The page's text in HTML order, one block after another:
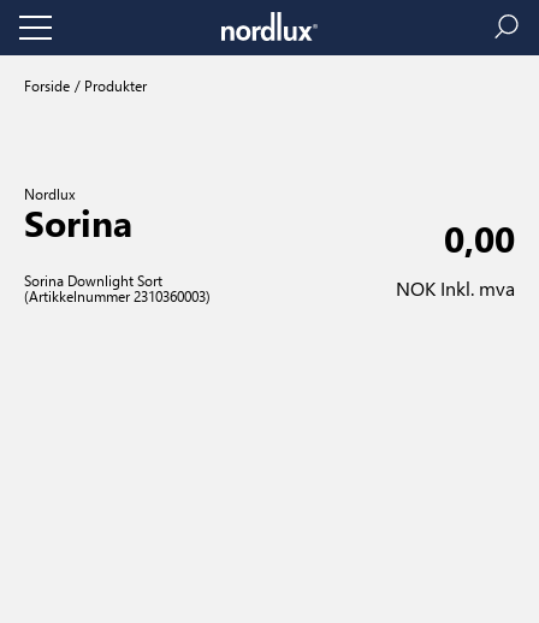
Forside Produkter
Nordlux
Sorina
Sorina Downlight Sort
(Artikkelnummer 2310360003)
0,00
NOK Inkl. mva